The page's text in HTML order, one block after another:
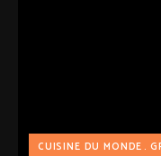
CUISINE DU MONDE